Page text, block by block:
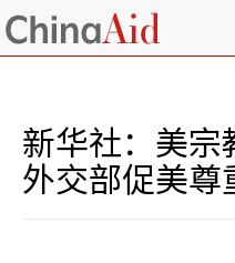
新华社：美宗
外交部促美尊